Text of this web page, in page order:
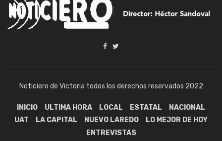
Noticiero de Victoria todos los derechos reservados 2022
INICIO ULTIMA HORA LOCAL ESTATAL
NACIONAL
UAT
LA CAPITAL NUEVO LAREDO
LO MEJOR DE HOY
ENTREVISTAS